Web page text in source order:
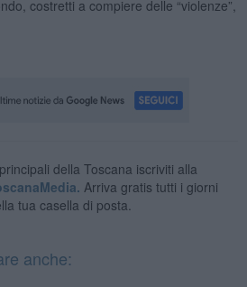
costretti a compiere delle “violenze”,
della Toscana iscriviti alla
Arriva gratis tutti i giorni
tua casella di posta.
anche: